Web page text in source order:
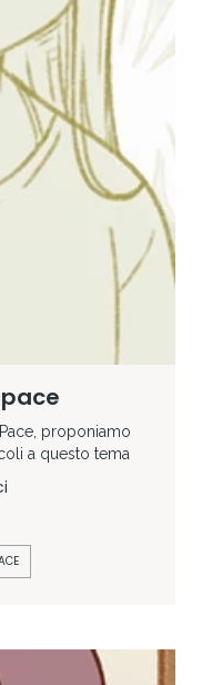
proponiamo
a questo tema